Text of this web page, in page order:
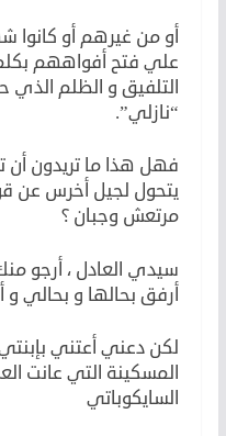
أو من غيرهم أو كانوا
علي فتح أفواههم
التلفيق و الظلم
“نازلي”.
فهل هذا ما تريدون أن
يتحول لجيل أخرس عن
مرتعش وجبان ؟
سيدي العادل ، أرجو
أرفق بحالها و بحالي
لكن دعني أعتني
المسكينة التي عانت
السايكوباتي